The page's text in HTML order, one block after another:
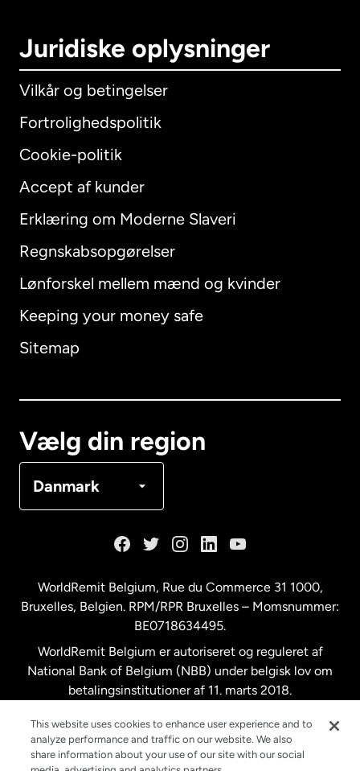
Juridiske oplysninger
Vilkår og betingelser
Fortrolighedspolitik
Cookie-politik
Accept af kunder
Erklæring om Moderne Slaveri
Regnskabsopgørelser
Lønforskel mellem mænd og kvinder
Keeping your money safe
Sitemap
Vælg din region
Danmark
International English
Australien
Malaysia
New Zealand
Spanien
WorldRemit Belgium, Rue du Commerce 31 1000,
Bruxelles, Belgien. RPM/RPR Bruxelles – Momsnummer:
BE0718634495.
WorldRemit Belgium er autoriseret og reguleret af
National Bank of Belgium (NBB) under belgisk lov om
betalingsinstitutioner af 11. marts 2018.
This website uses cookies to enhance user experience and to
analyze performance and traffic on our website. We also
share information about your use of our site with our social